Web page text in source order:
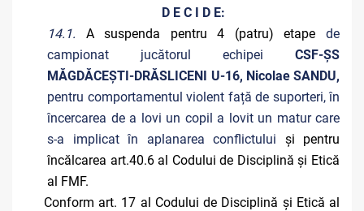
D E C I D E:
14.1. A suspenda pentru 4 (patru) etapede
campionat jucătorul echipei CSF-ȘS
MĂGDĂCEȘTI-DRĂSLICENI U-16, Nicolae SANDU,
pentru comportamentul violent față de suporteri, în
încercarea de a lovi un copil a lovit un matur care
s-a implicat în aplanarea conflictului și pentru
încălcarea art.40.6 al Codului de Disciplină și Etică
al FMF.
Conform art. 17 al Codului de Disciplină și Etică al